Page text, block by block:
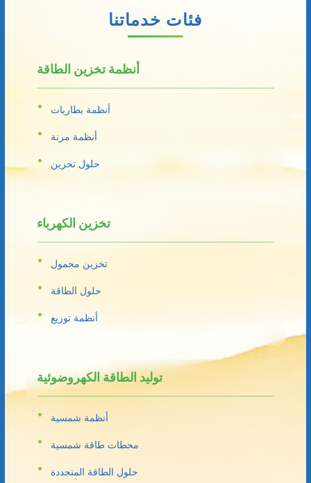
فئات خدماتنا
أنظمة تخزين الطاقة
أنظمة بطاريات
أنظمة مرنة
حلول تخزين
تخزين الكهرباء
تخزين محمول
حلول الطاقة
أنظمة توزيع
توليد الطاقة الكهروضوئية
أنظمة شمسية
محطات طاقة شمسية
حلول الطاقة المتجددة